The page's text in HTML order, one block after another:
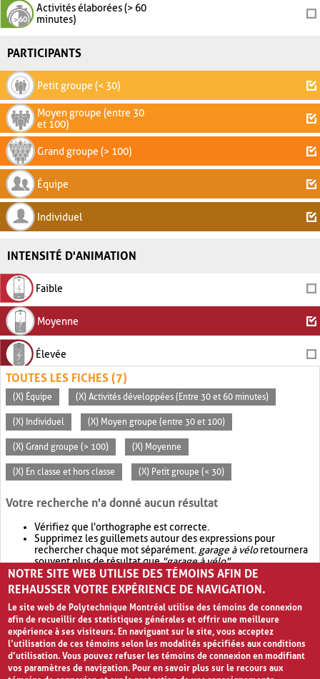
Activités élaborées (> 60
minutes)
PARTICIPANTS
Petit groupe (< 30)
Moyen groupe (entre 30
et 100)
Grand groupe (> 100)
Équipe
Individuel
INTENSITÉ D'ANIMATION
Faible
Moyenne
Élevée
TOUTES LES FICHES (7)
(X) Équipe (X) Activités développées (Entre 30 et 60 minutes)
(X) Individuel (X) Moyen groupe (entre 30 et 100)
(X) Grand groupe (> 100) (X) Moyenne
(X) En classe et hors classe (X) Petit groupe (< 30)
Votre recherche n'a donné aucun résultat
Vérifiez que l'orthographe est correcte.
Supprimez les guillemets autour des expressions pour
rechercher chaque mot séparément. garage à véloretournera
souvent plus de résultat que"garage à vélo".
Envisagez d'élargir votre recherche avec OR.garage OR vélo
retournera souvent plus de résultat quegarage à vélo
NOTRE SITE WEB UTILISE DES TÉMOINS AFIN DE
REHAUSSER VOTRE EXPÉRIENCE DE NAVIGATION.
Le site web de Polytechnique Montréal utilise des témoins de connexion
afin de recueillir des statistiques générales et offrir une meilleure
expérience à ses visiteurs. En naviguant sur le site, vous acceptez
l’utilisation de ces témoins selon les modalités spécifiées aux conditions
d’utilisation. Vous pouvez refuser les témoins de connexion en modifiant
vos paramètres de navigation. Pour en savoir plus sur le recours aux